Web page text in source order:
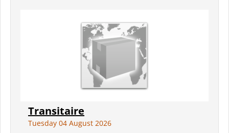
Transitaire
Tuesday 04 August 2026